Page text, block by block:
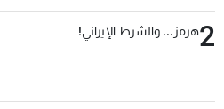
2هرمز... والشرط الإيراني!